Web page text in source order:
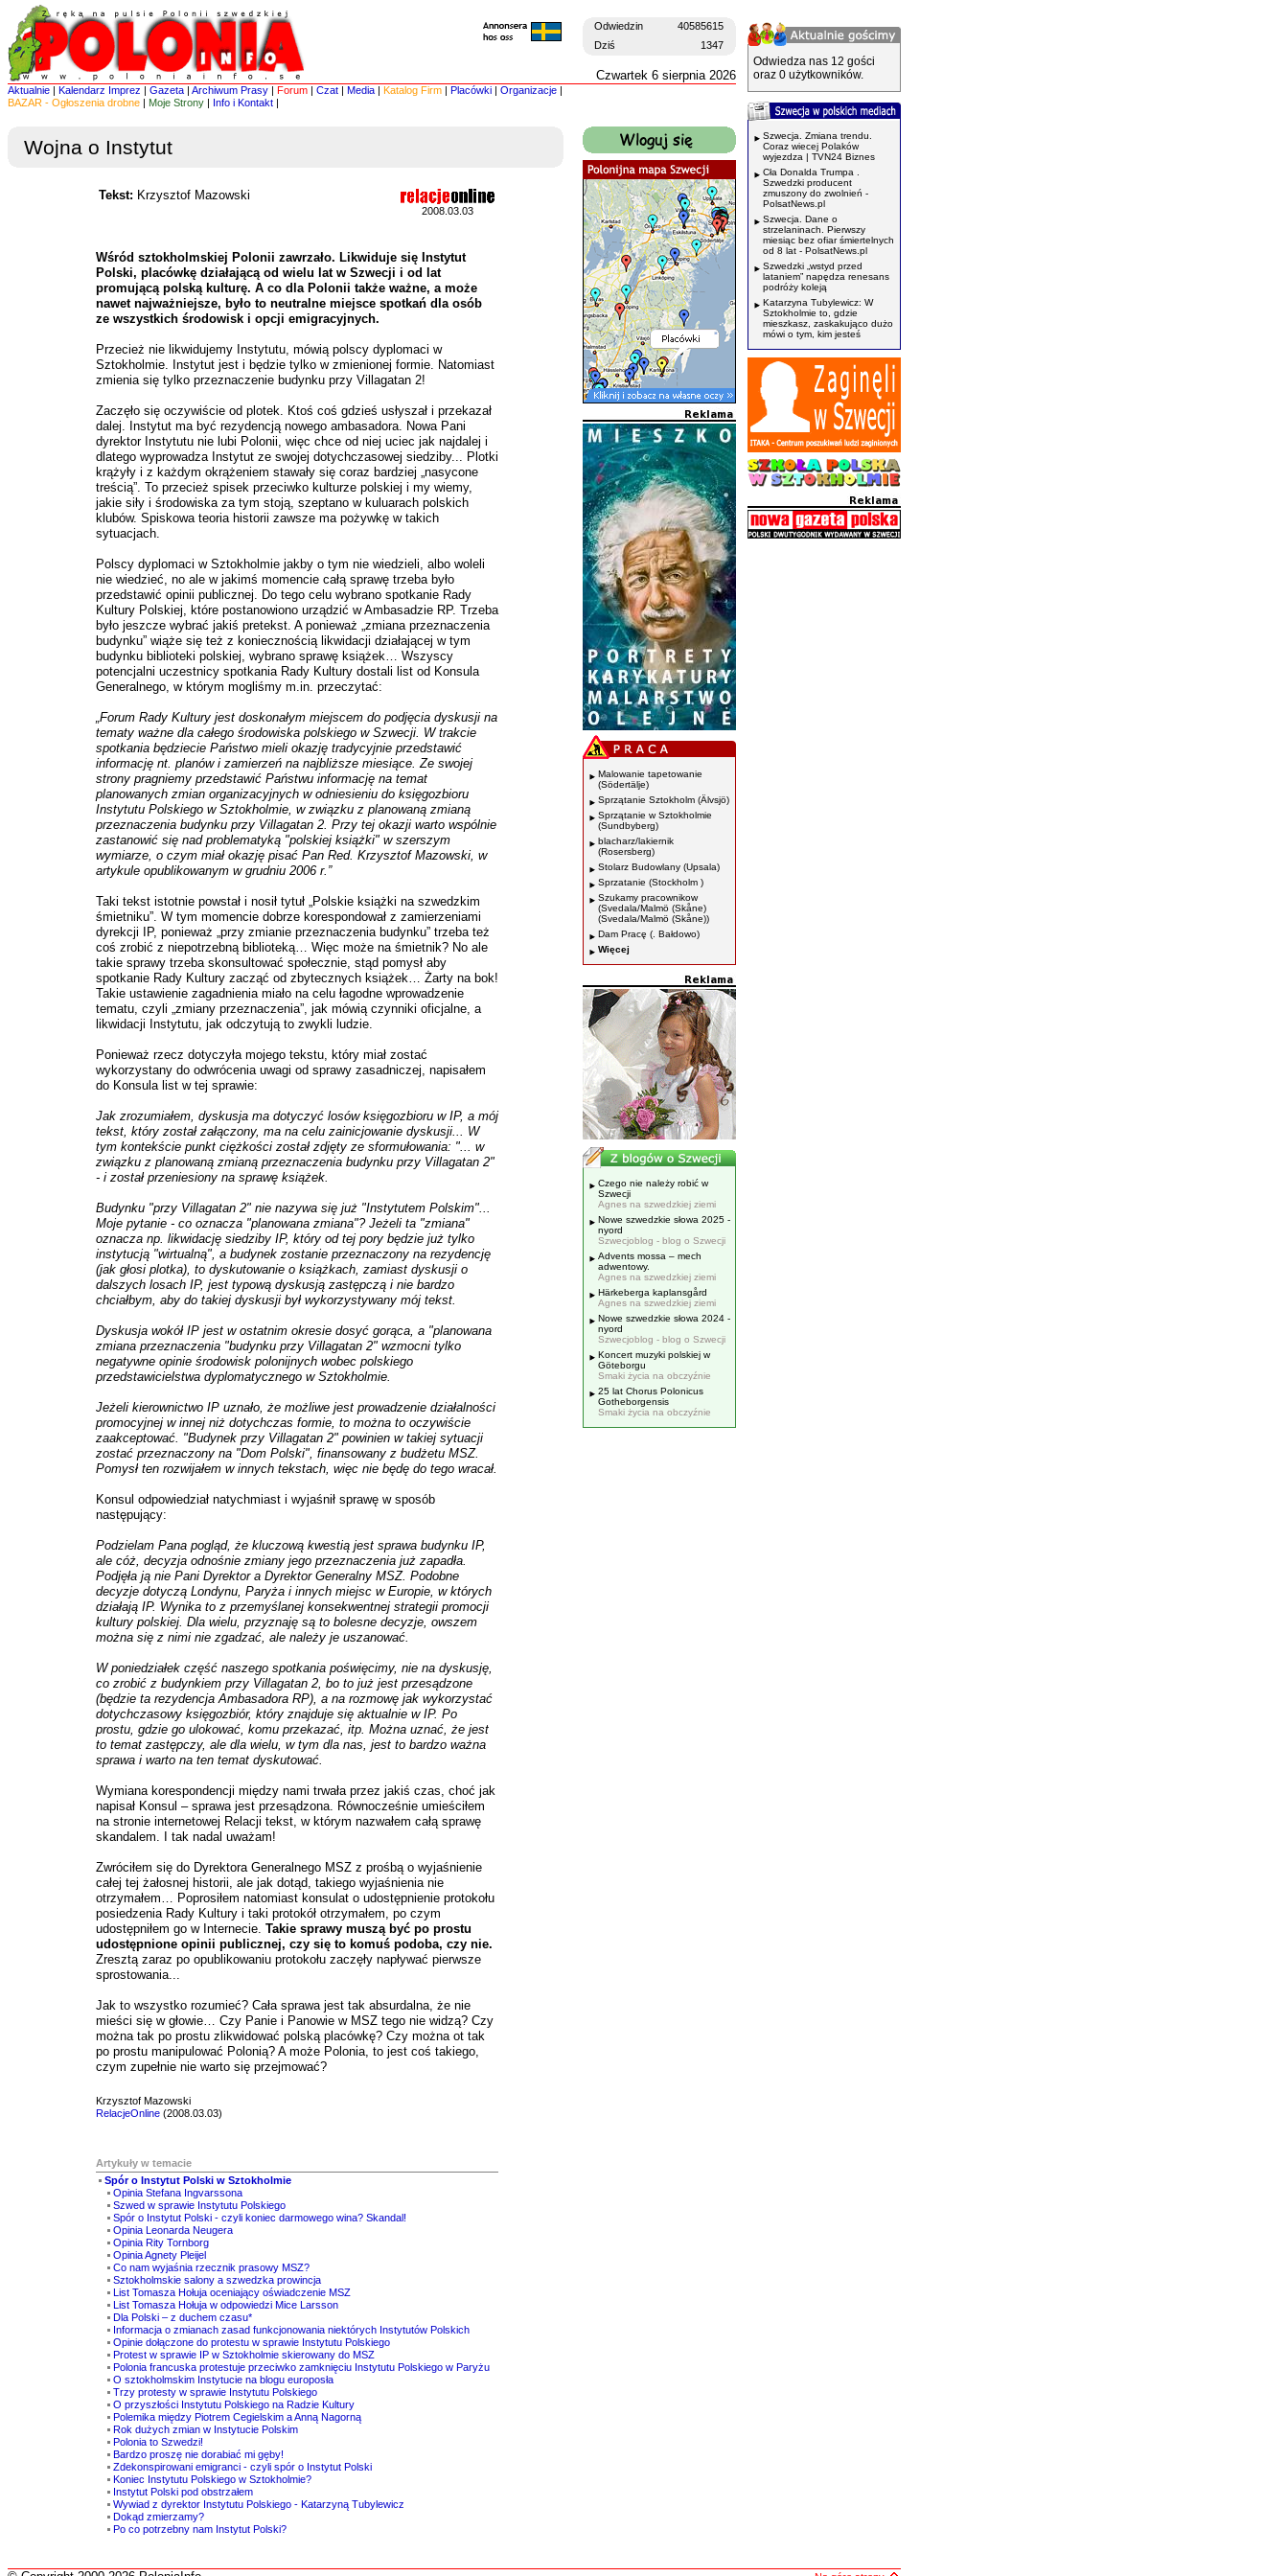
Odwiedzin
40585615
Dziś
1347
Czwartek 6 sierpnia 2026
Aktualnie | Kalendarz Imprez | Gazeta | Archiwum Prasy | Forum | Czat | Media | Katalog Firm | Placówki | Organizacje |
BAZAR - Ogłoszenia drobne | Moje Strony | Info i Kontakt |
Wojna o Instytut
Tekst: Krzysztof Mazowski
2008.03.03
Wśród sztokholmskiej Polonii zawrzało. Likwiduje się Instytut
Polski, placówkę działającą od wielu lat w Szwecji i od lat
promującą polską kulturę. A co dla Polonii także ważne, a może
nawet najważniejsze, było to neutralne miejsce spotkań dla osób
ze wszystkich środowisk i opcji emigracyjnych.
Przecież nie likwidujemy Instytutu, mówią polscy dyplomaci w
Sztokholmie. Instytut jest i będzie tylko w zmienionej formie. Natomiast
zmienia się tylko przeznaczenie budynku przy Villagatan 2!
Zaczęło się oczywiście od plotek. Ktoś coś gdzieś usłyszał i przekazał
dalej. Instytut ma być rezydencją nowego ambasadora. Nowa Pani
dyrektor Instytutu nie lubi Polonii, więc chce od niej uciec jak najdalej i
dlatego wyprowadza Instytut ze swojej dotychczasowej siedziby... Plotki
krążyły i z każdym okrążeniem stawały się coraz bardziej „nasycone
treścią”. To przecież spisek przeciwko kulturze polskiej i my wiemy,
jakie siły i środowiska za tym stoją, szeptano w kuluarach polskich
klubów. Spiskowa teoria historii zawsze ma pożywkę w takich
sytuacjach.
Polscy dyplomaci w Sztokholmie jakby o tym nie wiedzieli, albo woleli
nie wiedzieć, no ale w jakimś momencie całą sprawę trzeba było
przedstawić opinii publicznej. Do tego celu wybrano spotkanie Rady
Kultury Polskiej, które postanowiono urządzić w Ambasadzie RP. Trzeba
było jeszcze wybrać jakiś pretekst. A ponieważ „zmiana przeznaczenia
budynku” wiąże się też z koniecznością likwidacji działającej w tym
budynku biblioteki polskiej, wybrano sprawę książek… Wszyscy
potencjalni uczestnicy spotkania Rady Kultury dostali list od Konsula
Generalnego, w którym mogliśmy m.in. przeczytać:
„Forum Rady Kultury jest doskonałym miejscem do podjęcia dyskusji na
tematy ważne dla całego środowiska polskiego w Szwecji. W trakcie
spotkania będziecie Państwo mieli okazję tradycyjnie przedstawić
informację nt. planów i zamierzeń na najbliższe miesiące. Ze swojej
strony pragniemy przedstawić Państwu informację na temat
planowanych zmian organizacyjnych w odniesieniu do księgozbioru
Instytutu Polskiego w Sztokholmie, w związku z planowaną zmianą
przeznaczenia budynku przy Villagatan 2. Przy tej okazji warto wspólnie
zastanowić się nad problematyką "polskiej książki" w szerszym
wymiarze, o czym miał okazję pisać Pan Red. Krzysztof Mazowski, w
artykule opublikowanym w grudniu 2006 r.”
Taki tekst istotnie powstał i nosił tytuł „Polskie książki na szwedzkim
śmietniku”. W tym momencie dobrze korespondował z zamierzeniami
dyrekcji IP, ponieważ „przy zmianie przeznaczenia budynku” trzeba też
coś zrobić z niepotrzebną biblioteką… Więc może na śmietnik? No ale
takie sprawy trzeba skonsultować społecznie, stąd pomysł aby
spotkanie Rady Kultury zacząć od zbytecznych książek… Żarty na bok!
Takie ustawienie zagadnienia miało na celu łagodne wprowadzenie
tematu, czyli „zmiany przeznaczenia”, jak mówią czynniki oficjalne, a
likwidacji Instytutu, jak odczytują to zwykli ludzie.
Ponieważ rzecz dotyczyła mojego tekstu, który miał zostać
wykorzystany do odwrócenia uwagi od sprawy zasadniczej, napisałem
do Konsula list w tej sprawie:
Jak zrozumiałem, dyskusja ma dotyczyć losów księgozbioru w IP, a mój
tekst, który został załączony, ma na celu zainicjowanie dyskusji... W
tym kontekście punkt ciężkości został zdjęty ze sformułowania: "... w
związku z planowaną zmianą przeznaczenia budynku przy Villagatan 2"
- i został przeniesiony na sprawę książek.
Budynku "przy Villagatan 2" nie nazywa się już "Instytutem Polskim"...
Moje pytanie - co oznacza "planowana zmiana"? Jeżeli ta "zmiana"
oznacza np. likwidację siedziby IP, który od tej pory będzie już tylko
instytucją "wirtualną", a budynek zostanie przeznaczony na rezydencję
(jak głosi plotka), to dyskutowanie o książkach, zamiast dyskusji o
dalszych losach IP, jest typową dyskusją zastępczą i nie bardzo
chciałbym, aby do takiej dyskusji był wykorzystywany mój tekst.
Dyskusja wokół IP jest w ostatnim okresie dosyć gorąca, a "planowana
zmiana przeznaczenia "budynku przy Villagatan 2" wzmocni tylko
negatywne opinie środowisk polonijnych wobec polskiego
przedstawicielstwa dyplomatycznego w Sztokholmie.
Jeżeli kierownictwo IP uznało, że możliwe jest prowadzenie działalności
promocyjnej w innej niż dotychczas formie, to można to oczywiście
zaakceptować. "Budynek przy Villagatan 2" powinien w takiej sytuacji
zostać przeznaczony na "Dom Polski", finansowany z budżetu MSZ.
Pomysł ten rozwijałem w innych tekstach, więc nie będę do tego wracał.
Konsul odpowiedział natychmiast i wyjaśnił sprawę w sposób
następujący:
Podzielam Pana pogląd, że kluczową kwestią jest sprawa budynku IP,
ale cóż, decyzja odnośnie zmiany jego przeznaczenia już zapadła.
Podjęła ją nie Pani Dyrektor a Dyrektor Generalny MSZ. Podobne
decyzje dotyczą Londynu, Paryża i innych miejsc w Europie, w których
działają IP. Wynika to z przemyślanej konsekwentnej strategii promocji
kultury polskiej. Dla wielu, przyznaję są to bolesne decyzje, owszem
można się z nimi nie zgadzać, ale należy je uszanować.
W poniedziałek część naszego spotkania poświęcimy, nie na dyskusję,
co zrobić z budynkiem przy Villagatan 2, bo to już jest przesądzone
(będzie ta rezydencja Ambasadora RP), a na rozmowę jak wykorzystać
dotychczasowy księgozbiór, który znajduje się aktualnie w IP. Po
prostu, gdzie go ulokować, komu przekazać, itp. Można uznać, że jest
to temat zastępczy, ale dla wielu, w tym dla nas, jest to bardzo ważna
sprawa i warto na ten temat dyskutować.
Wymiana korespondencji między nami trwała przez jakiś czas, choć jak
napisał Konsul – sprawa jest przesądzona. Równocześnie umieściłem
na stronie internetowej Relacji tekst, w którym nazwałem całą sprawę
skandalem. I tak nadal uważam!
Zwróciłem się do Dyrektora Generalnego MSZ z prośbą o wyjaśnienie
całej tej żałosnej historii, ale jak dotąd, takiego wyjaśnienia nie
otrzymałem… Poprosiłem natomiast konsulat o udostępnienie protokołu
posiedzenia Rady Kultury i taki protokół otrzymałem, po czym
udostępniłem go w Internecie. Takie sprawy muszą być po prostu
udostępnione opinii publicznej, czy się to komuś podoba, czy nie.
Zresztą zaraz po opublikowaniu protokołu zaczęły napływać pierwsze
sprostowania...
Jak to wszystko rozumieć? Cała sprawa jest tak absurdalna, że nie
mieści się w głowie… Czy Panie i Panowie w MSZ tego nie widzą? Czy
można tak po prostu zlikwidować polską placówkę? Czy można ot tak
po prostu manipulować Polonią? A może Polonia, to jest coś takiego,
czym zupełnie nie warto się przejmować?
Krzysztof Mazowski
RelacjeOnline (2008.03.03)
Artykuły w temacie
Spór o Instytut Polski w Sztokholmie
Opinia Stefana Ingvarssona
Szwed w sprawie Instytutu Polskiego
Spór o Instytut Polski - czyli koniec darmowego wina? Skandal!
Opinia Leonarda Neugera
Opinia Rity Tornborg
Opinia Agnety Pleijel
Co nam wyjaśnia rzecznik prasowy MSZ?
Sztokholmskie salony a szwedzka prowincja
List Tomasza Hołuja oceniający oświadczenie MSZ
List Tomasza Hołuja w odpowiedzi Mice Larsson
Dla Polski – z duchem czasu*
Informacja o zmianach zasad funkcjonowania niektórych Instytutów Polskich
Opinie dołączone do protestu w sprawie Instytutu Polskiego
Protest w sprawie IP w Sztokholmie skierowany do MSZ
Polonia francuska protestuje przeciwko zamknięciu Instytutu Polskiego w Paryżu
O sztokholmskim Instytucie na blogu europosła
Trzy protesty w sprawie Instytutu Polskiego
O przyszłości Instytutu Polskiego na Radzie Kultury
Polemika między Piotrem Cegielskim a Anną Nagorną
Rok dużych zmian w Instytucie Polskim
Polonia to Szwedzi!
Bardzo proszę nie dorabiać mi gęby!
Zdekonspirowani emigranci - czyli spór o Instytut Polski
Koniec Instytutu Polskiego w Sztokholmie?
Instytut Polski pod obstrzałem
Wywiad z dyrektor Instytutu Polskiego - Katarzyną Tubylewicz
Dokąd zmierzamy?
Po co potrzebny nam Instytut Polski?
Malowanie tapetowanie
(Södertälje)
Sprzątanie Sztokholm (Älvsjö)
Sprzątanie w Sztokholmie
(Sundbyberg)
blacharz/lakiernik
(Rosersberg)
Stolarz Budowlany (Upsala)
Sprzatanie (Stockholm )
Szukamy pracownikow
(Svedala/Malmö (Skåne)
(Svedala/Malmö (Skåne))
Dam Pracę (. Bałdowo)
Więcej
Czego nie należy robić w
Szwecji
Agnes na szwedzkiej ziemi
Nowe szwedzkie słowa 2025 -
nyord
Szwecjoblog - blog o Szwecji
Advents mossa – mech
adwentowy.
Agnes na szwedzkiej ziemi
Härkeberga kaplansgård
Agnes na szwedzkiej ziemi
Nowe szwedzkie słowa 2024 -
nyord
Szwecjoblog - blog o Szwecji
Koncert muzyki polskiej w
Göteborgu
Smaki życia na obczyźnie
25 lat Chorus Polonicus
Gotheborgensis
Smaki życia na obczyźnie
Odwiedza nas 12 gości
oraz 0 użytkowników.
Szwecja. Zmiana trendu.
Coraz wiecej Polaków
wyjezdza | TVN24 Biznes
Cła Donalda Trumpa .
Szwedzki producent
zmuszony do zwolnień -
PolsatNews.pl
Szwecja. Dane o
strzelaninach. Pierwszy
miesiąc bez ofiar śmiertelnych
od 8 lat - PolsatNews.pl
Szwedzki „wstyd przed
lataniem” napędza renesans
podróży koleją
Katarzyna Tubylewicz: W
Sztokholmie to, gdzie
mieszkasz, zaskakująco dużo
mówi o tym, kim jesteś